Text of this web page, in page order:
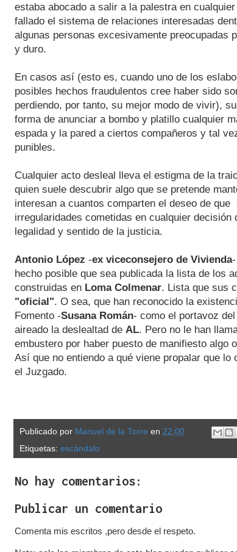
estaba abocado a salir a la palestra en
fallado el sistema de relaciones interesadas
algunas personas excesivamente preocupadas
y duro.
En casos así (esto es, cuando uno de los
posibles hechos fraudulentos cree haber sido
perdiendo, por tanto, su mejor modo de vivir),
forma de anunciar a bombo y platillo cualquier
espada y la pared a ciertos compañeros y tal
punibles.
Cualquier acto desleal lleva el estigma de la
quien suele descubrir algo que se pretende
interesan a cuantos comparten el deseo de
irregularidades cometidas en cualquier
legalidad y sentido de la justicia.
Antonio López -ex viceconsejero de Vivienda
hecho posible que sea publicada la lista de los
construidas en Loma Colmenar. Lista que sus
"oficial". O sea, que han reconocido la
Fomento -Susana Román- como el portavoz
aireado la deslealtad de AL. Pero no le han
embustero por haber puesto de manifiesto algo
Así que no entiendo a qué viene propalar que
el Juzgado.
Publicado por Manuel de la Torre en 22:00
Etiquetas: escándalo
No hay comentarios:
Publicar un comentario
Comenta mis escritos ,pero desde el respeto.